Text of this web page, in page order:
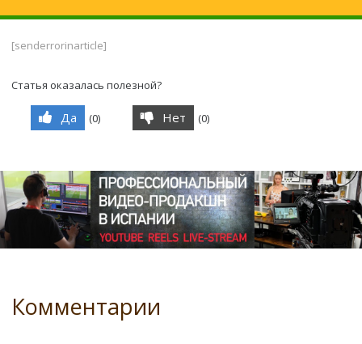
[senderrorinarticle]
Статья оказалась полезной?
Да (0) Нет (0)
Комментарии